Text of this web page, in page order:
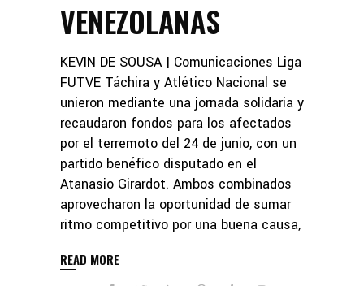
VENEZOLANAS
KEVIN DE SOUSA | Comunicaciones Liga
FUTVE Táchira y Atlético Nacional se
unieron mediante una jornada solidaria y
recaudaron fondos para los afectados
por el terremoto del 24 de junio, con un
partido benéfico disputado en el
Atanasio Girardot. Ambos combinados
aprovecharon la oportunidad de sumar
ritmo competitivo por una buena causa,
READ MORE